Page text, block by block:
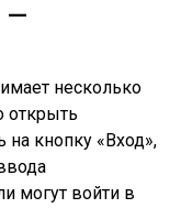
—
несколько
открыть
кнопку «Вход»,
могут войти в